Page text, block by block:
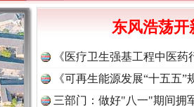
东风浩荡开
《医疗卫生强基工程中医
《可再生能源发展“十五五”
三部门：做好"八一"期间拥